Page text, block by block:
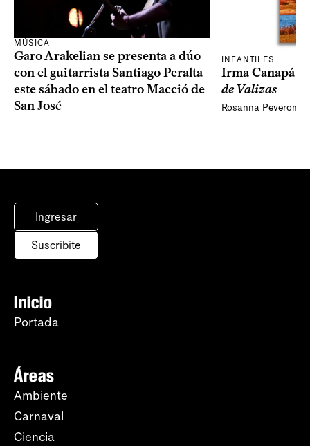
MÚSICA
Garo Arakelian se presenta a dúo
con el guitarrista Santiago Peralta
este sábado en el teatro Macció de
San José
INFANTILES
Irma Canapá
de Valizas
Rosanna Peveroni
Ingresar
Suscribite
Inicio
Portada
Áreas
Ambiente
Carnaval
Ciencia